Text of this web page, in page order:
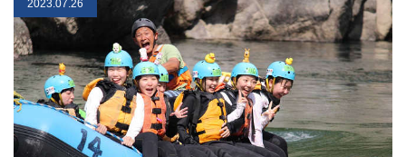
2023.07.26